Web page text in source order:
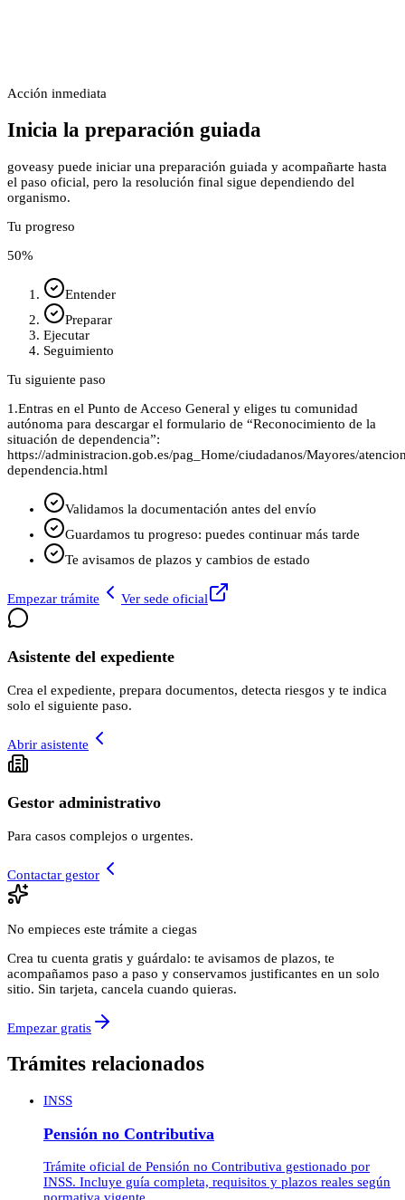
Acción inmediata
Inicia la preparación guiada
goveasy puede iniciar una preparación guiada y acompañarte hasta
el paso oficial, pero la resolución final sigue dependiendo del
organismo.
Tu progreso
50%
Entender
Preparar
Ejecutar
Seguimiento
Tu siguiente paso
1.Entras en el Punto de Acceso General y eliges tu comunidad
autónoma para descargar el formulario de “Reconocimiento de la
situación de dependencia”:
https://administracion.gob.es/pag_Home/ciudadanos/Mayores/
dependencia.html
Validamos la documentación antes del envío
Guardamos tu progreso: puedes continuar más tarde
Te avisamos de plazos y cambios de estado
Empezar trámite Ver sede oficial
Asistente del expediente
Crea el expediente, prepara documentos, detecta riesgos y te indica
solo el siguiente paso.
Abrir asistente
Gestor administrativo
Para casos complejos o urgentes.
Contactar gestor
No empieces este trámite a ciegas
Crea tu cuenta gratis y guárdalo: te avisamos de plazos, te
acompañamos paso a paso y conservamos justificantes en un solo
sitio. Sin tarjeta, cancela cuando quieras.
Empezar gratis
Trámites relacionados
INSS
Pensión no Contributiva
Trámite oficial de Pensión no Contributiva gestionado por
INSS. Incluye guía completa, requisitos y plazos reales según